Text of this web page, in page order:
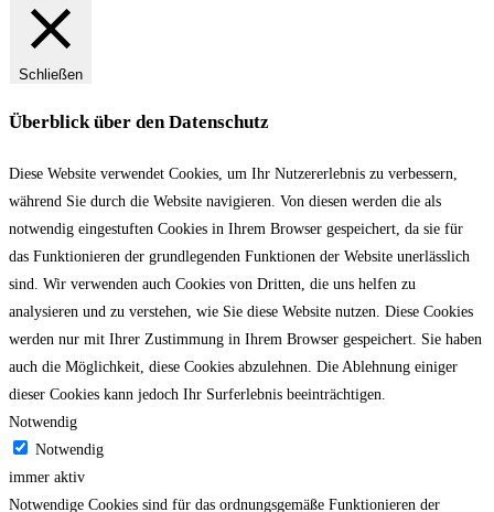
Schließen
Überblick über den Datenschutz
Diese Website verwendet Cookies, um Ihr Nutzererlebnis zu verbessern,
während Sie durch die Website navigieren. Von diesen werden die als
notwendig eingestuften Cookies in Ihrem Browser gespeichert, da sie für
das Funktionieren der grundlegenden Funktionen der Website unerlässlich
sind. Wir verwenden auch Cookies von Dritten, die uns helfen zu
analysieren und zu verstehen, wie Sie diese Website nutzen. Diese Cookies
werden nur mit Ihrer Zustimmung in Ihrem Browser gespeichert. Sie haben
auch die Möglichkeit, diese Cookies abzulehnen. Die Ablehnung einiger
dieser Cookies kann jedoch Ihr Surferlebnis beeinträchtigen.
Notwendig
Notwendig
immer aktiv
Notwendige Cookies sind für das ordnungsgemäße Funktionieren der